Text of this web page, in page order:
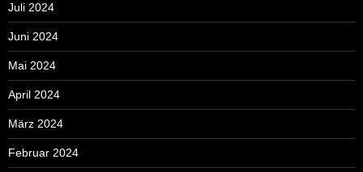
Juli 2024
Juni 2024
Mai 2024
April 2024
März 2024
Februar 2024